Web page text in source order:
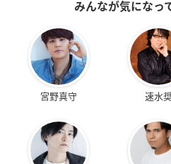
みんなが気になっ
宮野真守 速水